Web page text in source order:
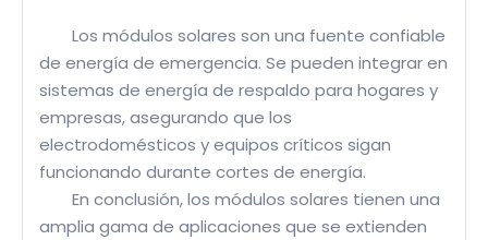
Los módulos solares son una fuente confiable
de energía de emergencia. Se pueden integrar en
sistemas de energía de respaldo para hogares y
empresas, asegurando que los
electrodomésticos y equipos críticos sigan
funcionando durante cortes de energía.
En conclusión, los módulos solares tienen una
amplia gama de aplicaciones que se extienden